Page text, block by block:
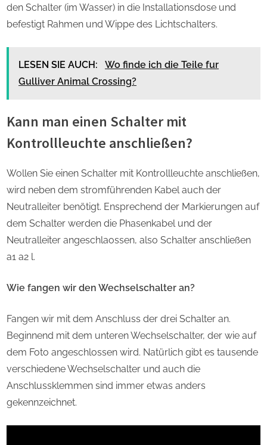
den Schalter (im Wasser) in die Installationsdose und
befestigt Rahmen und Wippe des Lichtschalters.
LESEN SIE AUCH:
Wo finde ich die Teile fur
Gulliver Animal Crossing?
Kann man einen Schalter mit
Kontrollleuchte anschließen?
Wollen Sie einen Schalter mit Kontrollleuchte anschließen,
wird neben dem stromführenden Kabel auch der
Neutralleiter benötigt. Ensprechend der Markierungen auf
dem Schalter werden die Phasenkabel und der
Neutralleiter angeschlaossen, also Schalter anschließen
a1 a2 l.
Wie fangen wir den Wechselschalter an?
Fangen wir mit dem Anschluss der drei Schalter an.
Beginnend mit dem unteren Wechselschalter, der wie auf
dem Foto angeschlossen wird. Natürlich gibt es tausende
verschiedene Wechselschalter und auch die
Anschlussklemmen sind immer etwas anders
gekennzeichnet.